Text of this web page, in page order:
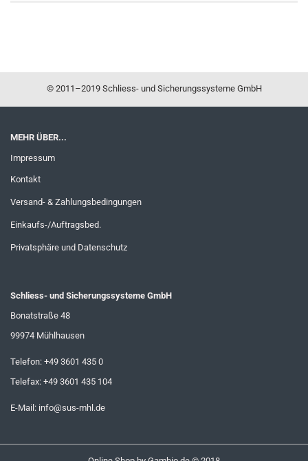
© 2011–2019 Schliess- und Sicherungssysteme GmbH
MEHR ÜBER...
Impressum
Kontakt
Versand- & Zahlungsbedingungen
Einkaufs-/Auftragsbed.
Privatsphäre und Datenschutz
Schliess- und Sicherungssysteme GmbH
Bonatstraße 48
99974 Mühlhausen
Telefon: +49 3601 435 0
Telefax: +49 3601 435 104
E-Mail: info@sus-mhl.de